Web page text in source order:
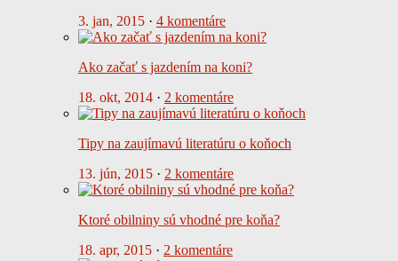
3. jan, 2015 · 4 komentáre
Ako začať s jazdením na koni?
18. okt, 2014 · 2 komentáre
Tipy na zaujímavú literatúru o koňoch
13. jún, 2015 · 2 komentáre
Ktoré obilniny sú vhodné pre koňa?
18. apr, 2015 · 2 komentáre